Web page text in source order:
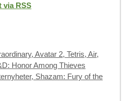
via RSS
Avatar 2, Tetris, Air,
Honor Among Thieves
Shazam: Fury of the